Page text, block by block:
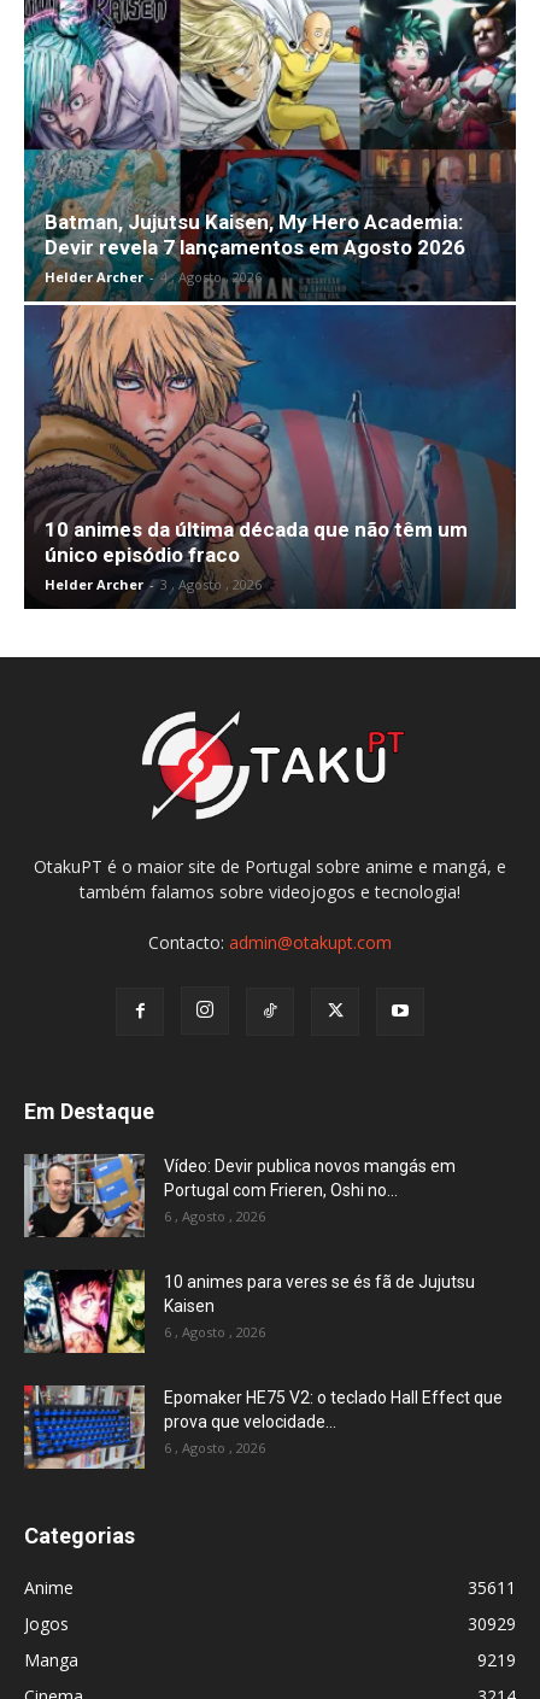
Batman, Jujutsu Kaisen, My Hero Academia:
Devir revela 7 lançamentos em Agosto 2026
Helder Archer - 4 , Agosto , 2026
10 animes da última década que não têm um
único episódio fraco
Helder Archer - 3 , Agosto , 2026
OtakuPT é o maior site de Portugal sobre anime e mangá, e
também falamos sobre videojogos e tecnologia!
Contacto: admin@otakupt.com
Em Destaque
Vídeo: Devir publica novos mangás em
Portugal com Frieren, Oshi no...
6 , Agosto , 2026
10 animes para veres se és fã de Jujutsu
Kaisen
6 , Agosto , 2026
Epomaker HE75 V2: o teclado Hall Effect que
prova que velocidade...
6 , Agosto , 2026
Categorias
Anime
35611
Jogos
30929
Manga
9219